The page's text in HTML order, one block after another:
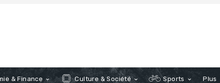
& Finance Culture & Société Sports Plus